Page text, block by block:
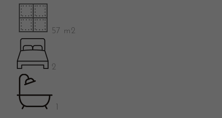
57 m2
2
1